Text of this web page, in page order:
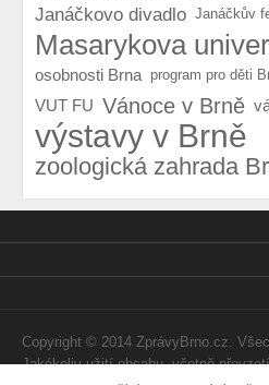
Janáčkovo divadlo Janáčkův
Masarykova
osobnosti Brna program pro děti
VUT FU Vánoce v Brně
výstavy v Brně
zoologická zahrada
Copyright © 2014 ZprávyBrno.cz.
Jakékoliv užití obsahu, včetně